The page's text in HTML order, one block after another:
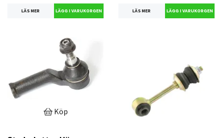
LÄS MER LÄS MER
Köp